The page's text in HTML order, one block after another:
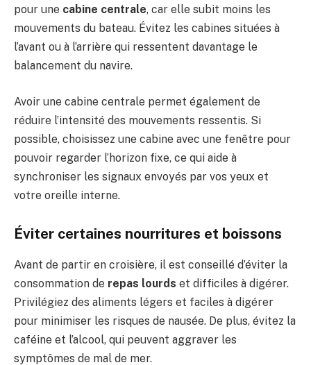
pour une cabine centrale, car elle subit moins les
mouvements du bateau. Évitez les cabines situées à
l’avant ou à l’arrière qui ressentent davantage le
balancement du navire.
Avoir une cabine centrale permet également de
réduire l’intensité des mouvements ressentis. Si
possible, choisissez une cabine avec une fenêtre pour
pouvoir regarder l’horizon fixe, ce qui aide à
synchroniser les signaux envoyés par vos yeux et
votre oreille interne.
Éviter certaines nourritures et boissons
Avant de partir en croisière, il est conseillé d’éviter la
consommation de repas lourds et difficiles à digérer.
Privilégiez des aliments légers et faciles à digérer
pour minimiser les risques de nausée. De plus, évitez la
caféine et l’alcool, qui peuvent aggraver les
symptômes de mal de mer.